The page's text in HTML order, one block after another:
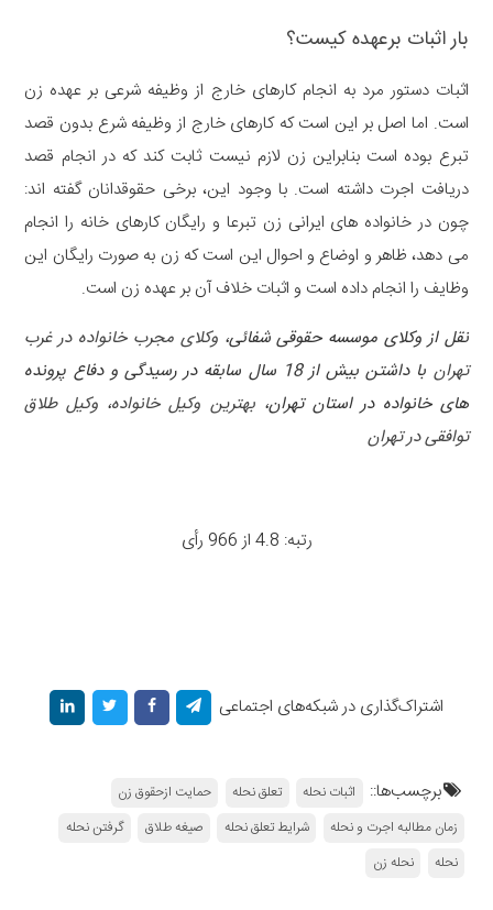
بار اثبات برعهده کیست؟
اثبات دستور مرد به انجام کارهای خارج از وظیفه شرعی بر عهده زن
است. اما اصل بر این است که کارهای خارج از وظیفه شرع بدون قصد
تبرع بوده است بنابراین زن لازم نیست ثابت کند که در انجام قصد
دریافت اجرت داشته است. با وجود این، برخی حقوقدانان گفته اند:
چون در خانواده های ایرانی زن تبرعا و رایگان کارهای خانه را انجام
می دهد، ظاهر و اوضاع و احوال این است که زن به صورت رایگان این
وظایف را انجام داده است و اثبات خلاف آن بر عهده زن است.
نقل از وکلای موسسه حقوقی شفائی،وکلای مجرب خانواده در غرب
تهران
با داشتن بیش از 18 سال سابقه در رسیدگی و دفاع پرونده
های خانواده در استان تهران،بهترین وکیل خانواده، وکیل طلاق
توافقی در تهران
رتبه: 4.8 از 966 رأی
اشتراک‌گذاری در شبکه‌های اجتماعی
برچسب‌ها:: اثبات نحله تعلق نحله
حمایت ازحقوق زن
زمان مطالبه اجرت و نحله
شرایط تعلق نحله صیغه طلاق
گرفتن نحله
نحله
نحله زن